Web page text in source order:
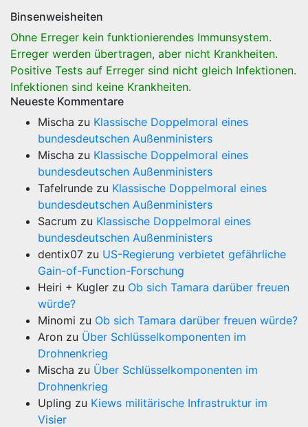
Binsenweisheiten
Ohne Erreger kein funktionierendes Immunsystem.
Erreger werden übertragen, aber nicht Krankheiten.
Positive Tests auf Erreger sind nicht gleich Infektionen.
Infektionen sind keine Krankheiten.
Neueste Kommentare
Mischa zu Klassische Doppelmoral eines
bundesdeutschen Außenministers
Mischa zu Klassische Doppelmoral eines
bundesdeutschen Außenministers
Tafelrunde zu Klassische Doppelmoral eines
bundesdeutschen Außenministers
Sacrum zu Klassische Doppelmoral eines
bundesdeutschen Außenministers
dentix07 zu US-Regierung verbietet gefährliche
Gain-of-Function-Forschung
Heiri + Kugler zu Ob sich Tamara darüber freuen
würde?
Minomi zu Ob sich Tamara darüber freuen würde?
Aron zu Über Schlüsselkomponenten im
Drohnenkrieg
Mischa zu Über Schlüsselkomponenten im
Drohnenkrieg
Upling zu Kiews militärische Infrastruktur im
Visier